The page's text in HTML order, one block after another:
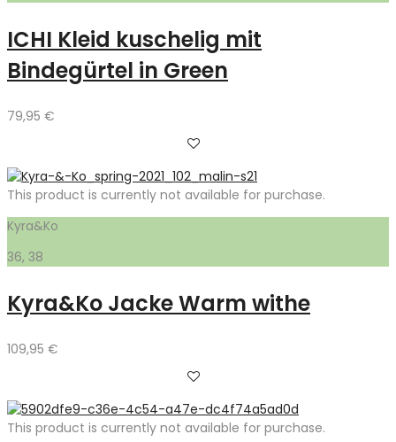
ICHI Kleid kuschelig mit
Bindegürtel in Green
79,95 €
This product is currently not available for purchase.
Kyra&Ko
36, 38
Kyra&Ko Jacke Warm withe
109,95 €
This product is currently not available for purchase.